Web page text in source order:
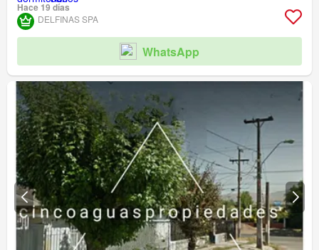
Hace 19 días
DELFINAS SPA
WhatsApp